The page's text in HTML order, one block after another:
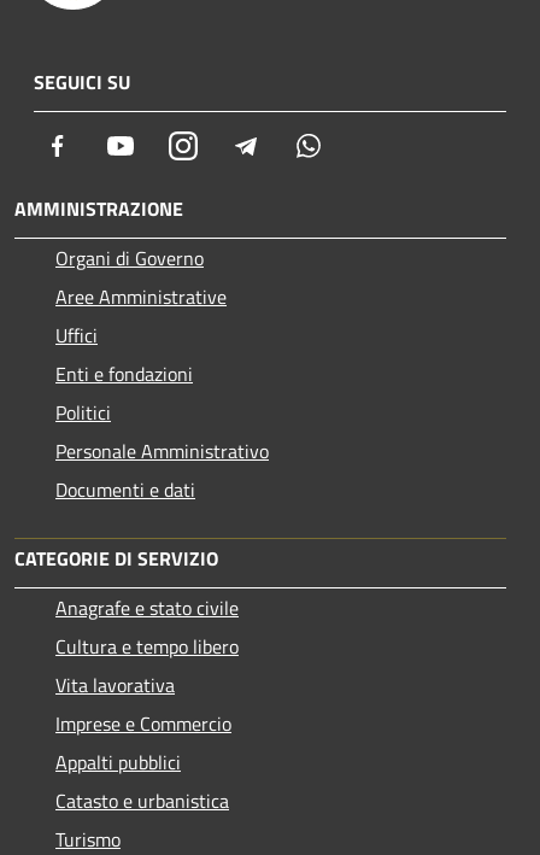
SEGUICI SU
Facebook YoutubeInstagram Telegram
AMMINISTRAZIONE
Organi di Governo
Aree Amministrative
Uffici
Enti e fondazioni
Politici
Personale Amministrativo
Documenti e dati
CATEGORIE DI SERVIZIO
Anagrafe e stato civile
Cultura e tempo libero
Vita lavorativa
Imprese e Commercio
Appalti pubblici
Catasto e urbanistica
Turismo